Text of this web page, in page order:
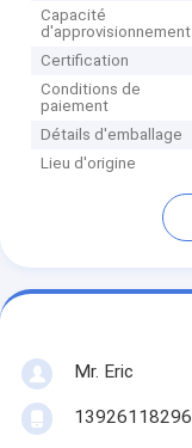
Capacité
d'approvisionnement
Certification
Conditions de
paiement
Détails d'emballage
Lieu d'origine
Mr. Eric
13926118296